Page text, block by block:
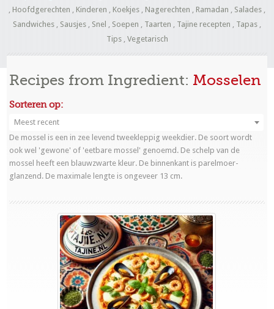
, Hoofdgerechten , Kinderen , Koekjes , Nagerechten , Ramadan , Salades ,
Sandwiches , Sausjes , Snel , Soepen , Taarten , Tajine recepten , Tapas ,
Tips, Vegetarisch
Recipes from Ingredient: Mosselen
Sorteren op:
Meest recent
De mossel is een in zee levend tweekleppig weekdier. De soort wordt
ook wel 'gewone' of 'eetbare mossel' genoemd. De schelp van de
mossel heeft een blauwzwarte kleur. De binnenkant is parelmoer-
glanzend. De maximale lengte is ongeveer 13 cm.